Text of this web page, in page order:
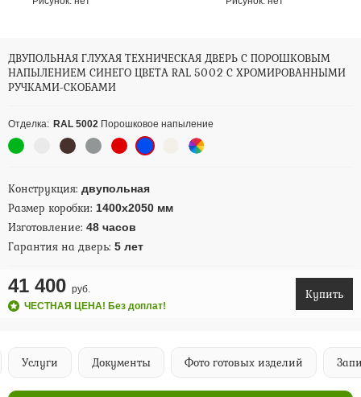
ДВУПОЛЬНАЯ ГЛУХАЯ ТЕХНИЧЕСКАЯ ДВЕРЬ С ПОРОШКОВЫМ
НАПЫЛЕНИЕМ СИНЕГО ЦВЕТА RAL 5002 С ХРОМИРОВАННЫМИ
РУЧКАМИ-СКОБАМИ
Отделка: RAL 5002 Порошковое напыление
Конструкция: двупольная
Размер коробки: 1400х2050 мм
Изготовление: 48 часов
Гарантия на дверь: 5 лет
41 400 руб.
ЧЕСТНАЯ ЦЕНА! Без доплат!
Купить
Документы Фото готовых изделий Записаться на